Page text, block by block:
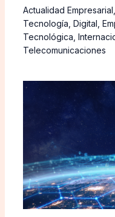
Actualidad Empresarial
Tecnología Digital
Tecnológica
Telecomunicaciones